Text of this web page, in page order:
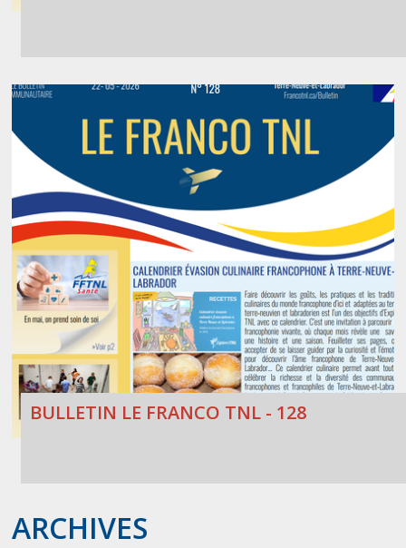
BULLETIN LE FRANCO TNL - 128
ARCHIVES